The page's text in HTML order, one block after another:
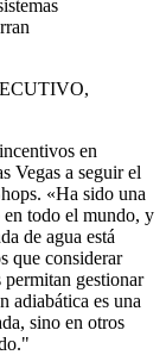
en
Vegas a seguir el
«Ha sido una
todo el mundo, y
de agua está
que considerar
gestionar
adiabática es una
sino en otros